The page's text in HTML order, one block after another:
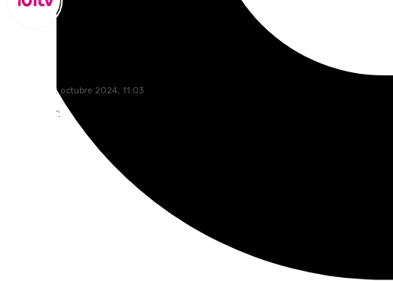
miércoles, 2 octubre 2024, 11:03
Compartir: